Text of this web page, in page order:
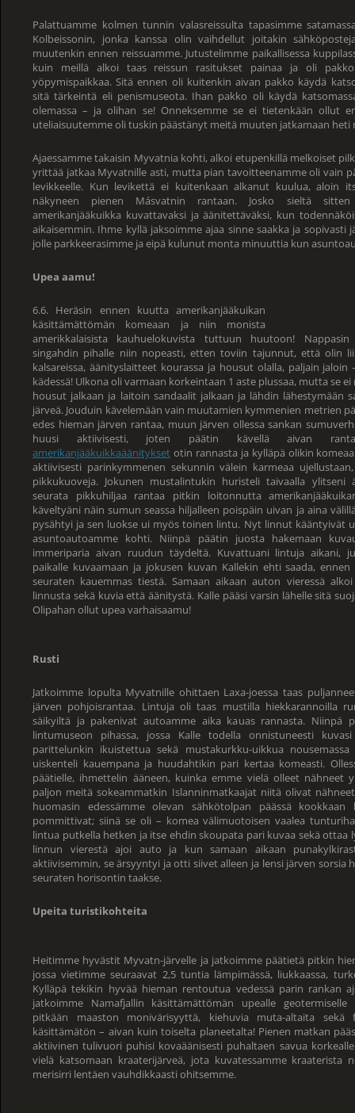
Palattuamme kolmen tunnin valasreissulta tapasimme
Kolbeissonin, jonka kanssa olin vaihdellut joitakin
muutenkin ennen reissuamme. Jutustelimme paikallisessa
kuin meillä alkoi taas reissun rasitukset painaa ja oli pakko
yöpymispaikkaa. Sitä ennen oli kuitenkin aivan pakko käydä
sitä tärkeintä eli penismuseota. Ihan pakko oli käydä
olemassa – ja olihan se! Onneksemme se ei tietenkään ollut
uteliaisuutemme oli tuskin päästänyt meitä muuten jatkamaan heti
Ajaessamme takaisin Myvatnia kohti, alkoi etupenkillä melkoiset
yrittää jatkaa Myvatnille asti, mutta pian tavoitteenamme oli vain
levikkeelle. Kun levikettä ei kuitenkaan alkanut kuulua, aloin
näkyneen pienen Másvatnin rantaan. Josko sieltä
amerikanjääkuikka kuvattavaksi ja äänitettäväksi, kun
aikaisemmin. Ihme kyllä jaksoimme ajaa sinne saakka ja sopivasti
jolle parkkeerasimme ja eipä kulunut monta minuuttia kun
Upea aamu!
6.6. Heräsin ennen kuutta amerikanjääkuikan
käsittämättömän komeaan ja niin monista
amerikkalaisista kauhuelokuvista tuttuun huutoon!
singahdin pihalle niin nopeasti, etten toviin tajunnut, että olin
kalsareissa, äänityslaitteet kourassa ja housut olalla, paljain
kädessä! Ulkona oli varmaan korkeintaan 1 aste plussaa, mutta se
housut jalkaan ja laitoin sandaalit jalkaan ja lähdin lähestymään
järveä. Jouduin kävelemään vain muutamien kymmenien metrien
edes hieman järven rantaa, muun järven ollessa sankan
huusi aktiivisesti, joten päätin kävellä aivan
amerikanjääkuikkaäänitykset otin rannasta ja kylläpä olikin
aktiivisesti parinkymmenen sekunnin välein karmeaa
pikkukuoveja. Jokunen mustalintukin huristeli taivaalla
seurata pikkuhiljaa rantaa pitkin loitonnutta
käveltyäni näin sumun seassa hiljalleen poispäin uivan ja aina
pysähtyi ja sen luokse ui myös toinen lintu. Nyt linnut kääntyivät
asuntoautoamme kohti. Niinpä päätin juosta hakemaan
immeriparia aivan ruudun täydeltä. Kuvattuani lintuja aikani,
paikalle kuvaamaan ja jokusen kuvan Kallekin ehti saada,
seuraten kauemmas tiestä. Samaan aikaan auton vieressä
linnusta sekä kuvia että äänitystä. Kalle pääsi varsin lähelle sitä
Olipahan ollut upea varhaisaamu!
Rusti
Jatkoimme lopulta Myvatnille ohittaen Laxa-joessa taas
järven pohjoisrantaa. Lintuja oli taas mustilla hiekkarannoilla
säikyiltä ja pakenivat autoamme aika kauas rannasta. Niinpä
lintumuseon pihassa, jossa Kalle todella onnistuneesti
parittelunkin ikuistettua sekä mustakurkku-uikkua nousemassa
uiskenteli kauempana ja huudahtikin pari kertaa komeasti.
päätielle, ihmettelin ääneen, kuinka emme vielä olleet nähneet
paljon meitä sokeammatkin Islanninmatkaajat niitä olivat
huomasin edessämme olevan sähkötolpan päässä
pommittivat; siinä se oli – komea välimuotoisen vaalea
lintua putkella hetken ja itse ehdin skoupata pari kuvaa sekä ottaa
linnun vierestä ajoi auto ja kun samaan aikaan
aktiivisemmin, se ärsyyntyi ja otti siivet alleen ja lensi järven sorsia
seuraten horisontin taakse.
Upeita turistikohteita
Heitimme hyvästit Myvatn-järvelle ja jatkoimme päätietä pitkin
jossa vietimme seuraavat 2,5 tuntia lämpimässä, liukkaassa,
Kylläpä tekikin hyvää hieman rentoutua vedessä parin rankan
jatkoimme Namafjallin käsittämättömän upealle geotermiselle
pitkään maaston monivärisyyttä, kiehuvia muta-altaita sekä
käsittämätön – aivan kuin toiselta planeetalta! Pienen matkan
aktiivinen tulivuori puhisi kovaäänisesti puhaltaen savua
vielä katsomaan kraaterijärveä, jota kuvatessamme kraaterista
merisirri lentäen vauhdikkaasti ohitsemme.